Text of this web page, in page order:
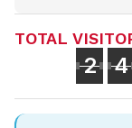
TOTAL
2 4